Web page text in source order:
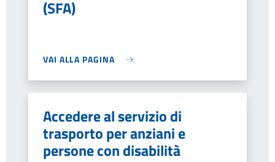
(SFA)
VAI ALLA PAGINA
Accedere al servizio di
trasporto per anziani e
persone con disabilità